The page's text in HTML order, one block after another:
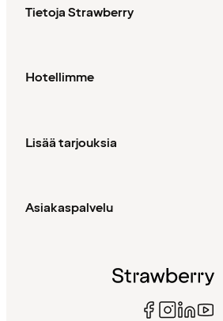
Tietoja Strawberry
Hotellimme
Lisää tarjouksia
Asiakaspalvelu